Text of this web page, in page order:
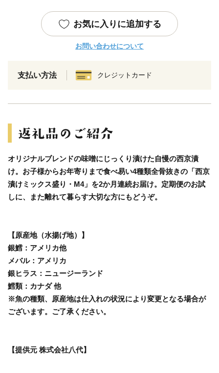
お気に入りに追加する
お問い合わせについて
支払い方法 クレジットカード
オリジナルブレンドの味噌にじっくり漬けた自慢の西京漬
け。お子様からお年寄りまで食べ易い4種類全骨抜きの「西京
漬けミックス盛り・M4」を2か月連続お届け。定期便のお試
しに、また離れて暮らす大切な方にもどうぞ。
【原産地（水揚げ地）】
銀鱈：アメリカ他
メバル：アメリカ
銀ヒラス：ニュージーランド
鱈類：カナダ 他
※魚の種類、原産地は仕入れの状況により変更となる場合が
ございます。ご了承ください。
【提供元 株式会社八代】